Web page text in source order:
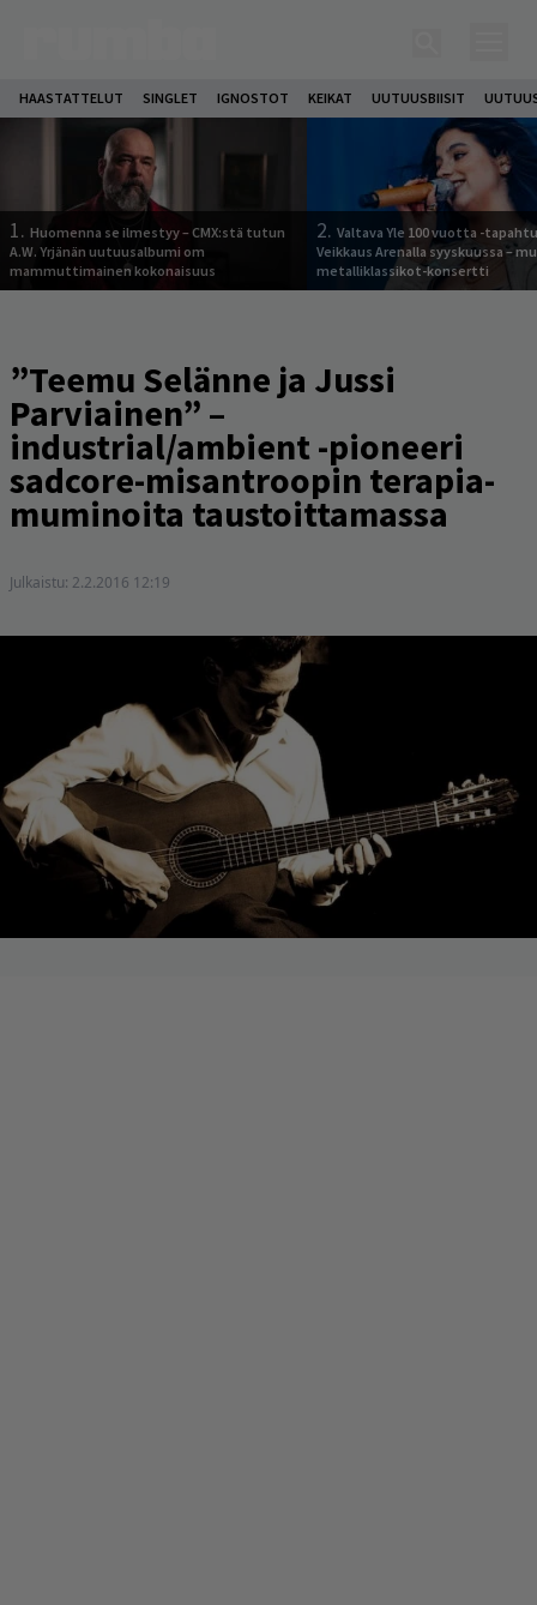
HAASTATTELUT SINGLET IGNOSTOT KEIKAT UUTUUSBIISIT
1. Huomenna se ilmestyy – CMX:stä tutun
A.W. Yrjänän uutuusalbumi om
mammuttimainen kokonaisuus
2. Valtava Yle 100 vuotta -
Veikkaus Arenalla syyskuussa –
metalliklassikot-konsertti
”Teemu Selänne ja Jussi
Parviainen” –
industrial/ambient -pioneeri
sadcore-misantroopin terapia-
muminoita taustoittamassa
Julkaistu: 2.2.2016 12:19